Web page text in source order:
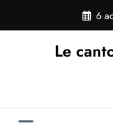
contenu
6
Le